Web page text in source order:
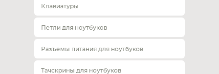
Клавиатуры
Петли для ноутбуков
Разъемы питания для ноутбуков
Тачскрины для ноутбуков